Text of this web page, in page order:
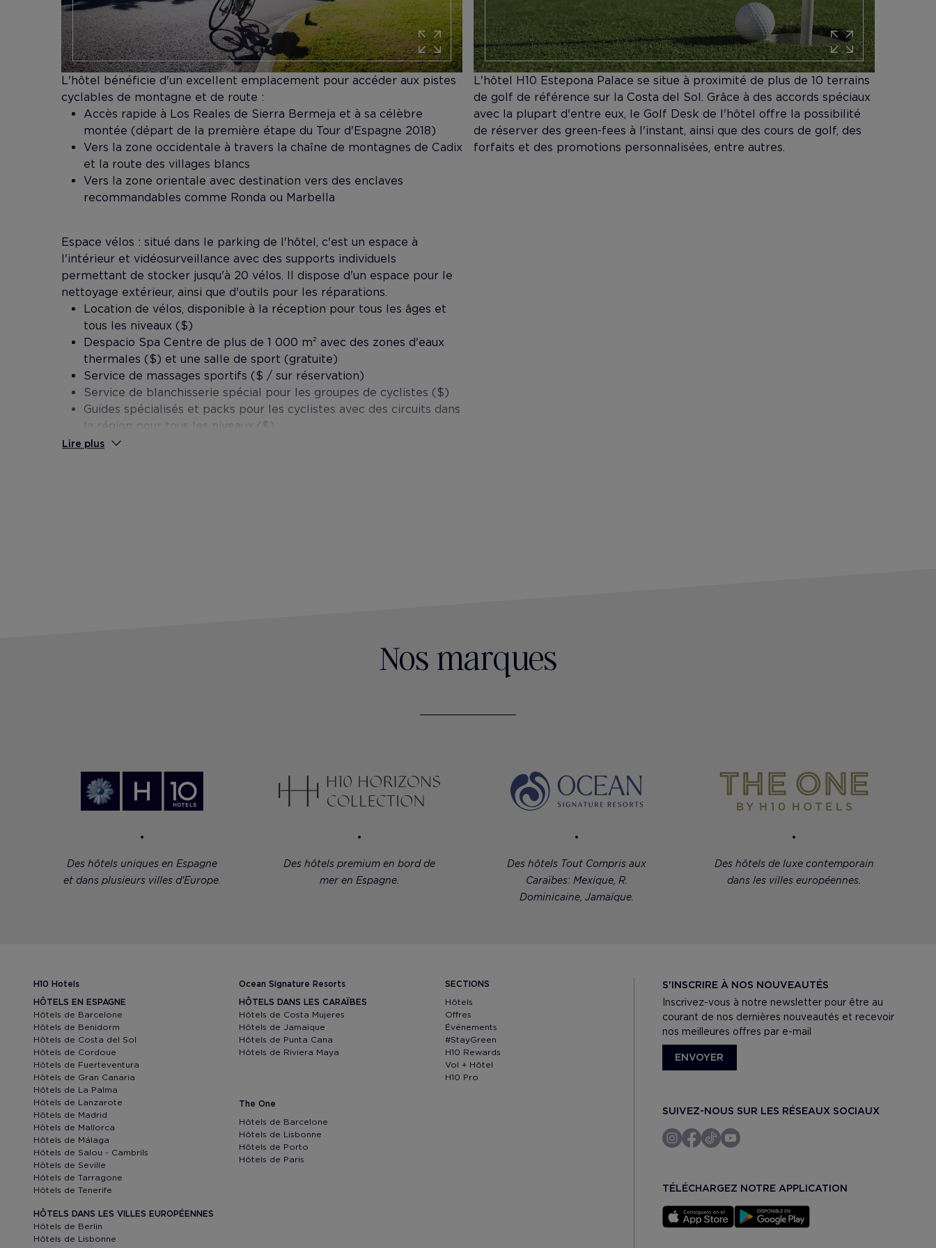
L'hôtel bénéficie d'un excellent emplacement pour accéder aux pistes
cyclables de montagne et de route :
Accès rapide à Los Reales de Sierra Bermeja et à sa célèbre
montée (départ de la première étape du Tour d'Espagne 2018)
Vers la zone occidentale à travers la chaîne de montagnes de Cadix
et la route des villages blancs
Vers la zone orientale avec destination vers des enclaves
recommandables comme Ronda ou Marbella
Espace vélos : situé dans le parking de l'hôtel, c'est un espace à
l'intérieur et vidéosurveillance avec des supports individuels
permettant de stocker jusqu'à 20 vélos. Il dispose d'un espace pour le
nettoyage extérieur, ainsi que d'outils pour les réparations.
Location de vélos, disponible à la réception pour tous les âges et
tous les niveaux ($)
Despacio Spa Centre de plus de 1 000 m² avec des zones d'eaux
thermales ($) et une salle de sport (gratuite)
Service de massages sportifs ($ / sur réservation)
Service de blanchisserie spécial pour les groupes de cyclistes ($)
Guides spécialisés et packs pour les cyclistes avec des circuits dans
la région pour tous les niveaux ($)
Salle de réunion pour des conférences informatives, des séances
Lire plus
​L'hôtel H10 Estepona Palace se situe à proximité de plus de 10 terrains
de golf de référence sur la Costa del Sol. Grâce à des accords spéciaux
avec la plupart d'entre eux, le Golf Desk de l'hôtel offre la possibilité
de réserver des green-fees à l'instant, ainsi que des cours de golf, des
forfaits et des promotions personnalisées, entre autres.
Nos marques
Des hôtels uniques en Espagne
et dans plusieurs villes d'Europe.
Des hôtels premium en bord de
mer en Espagne.
Des hôtels Tout Compris aux
Caraïbes: Mexique, R.
Dominicaine, Jamaïque.
Des hôtels de luxe contemporain
dans les villes européennes.
H10 Hotels
HÔTELS EN ESPAGNE
Hôtels de Barcelone
Hôtels de Benidorm
Hôtels de Costa del Sol
Hôtels de Cordoue
Hôtels de Fuerteventura
Hôtels de Gran Canaria
Hôtels de La Palma
Hôtels de Lanzarote
Hôtels de Madrid
Hôtels de Mallorca
Hôtels de Málaga
Hôtels de Salou - Cambrils
Hôtels de Seville
Hôtels de Tarragone
Hôtels de Tenerife
HÔTELS DANS LES VILLES EUROPÉENNES
Hôtels de Berlin
Hôtels de Lisbonne
Ocean Signature Resorts
HÔTELS DANS LES CARAÏBES
Hôtels de Costa Mujeres
Hôtels de Jamaïque
Hôtels de Punta Cana
Hôtels de Riviera Maya
The One
Hôtels de Barcelone
Hôtels de Lisbonne
Hôtels de Porto
Hôtels de Paris
SECTIONS
Hôtels
Offres
Événements
#StayGreen
H10 Rewards
Vol + Hôtel
H10 Pro
S'INSCRIRE À NOS NOUVEAUTÉS
Inscrivez-vous à notre newsletter pour être au
courant de nos dernières nouveautés et recevoir
nos meilleures offres par e-mail
ENVOYER
SUIVEZ-NOUS SUR LES RÉSEAUX SOCIAUX
TÉLÉCHARGEZ NOTRE APPLICATION